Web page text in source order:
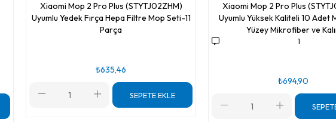
Xiaomi Mop 2 Pro Plus (STYTJ02ZHM)
Uyumlu Yedek Fırça Hepa Filtre Mop Seti-11
Parça
₺635,46
SEPETE EKLE
Xiaomi Mop 2 Pro Plus
Uyumlu Yüksek Kaliteli 10 Adet
Yüzey Mikrofiber ve
1
₺694,90